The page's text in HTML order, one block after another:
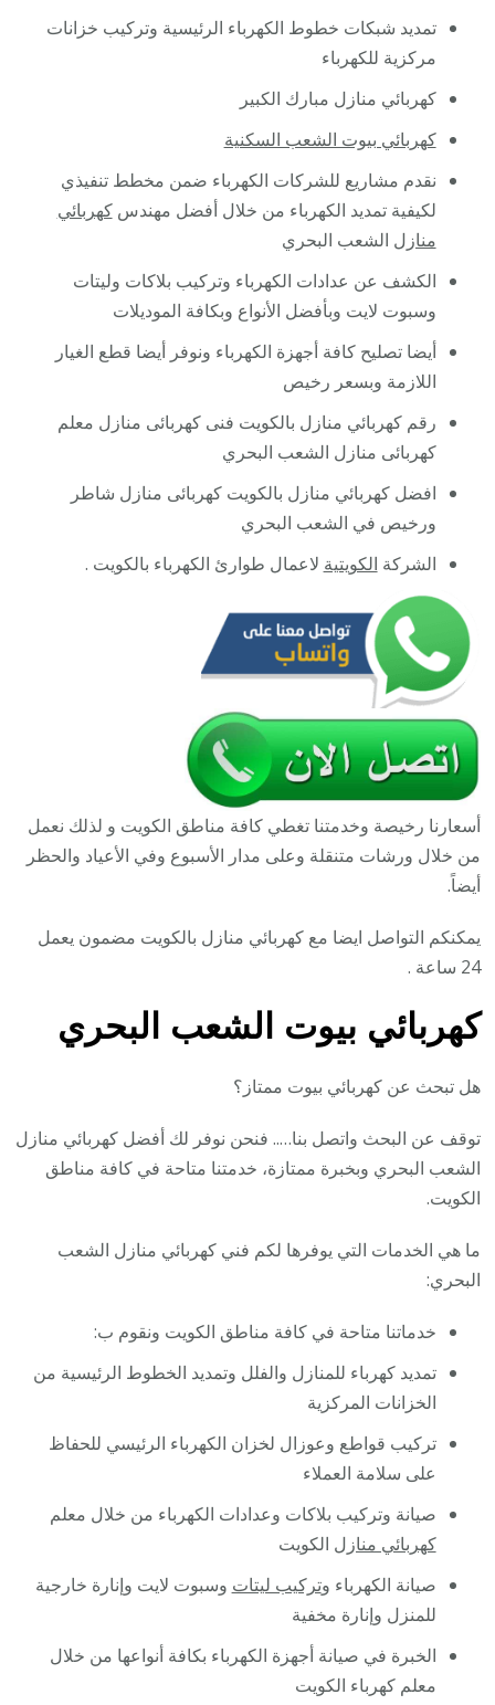
تمديد شبكات خطوط الكهرباء الرئيسية وتركيب خزانات
مركزية للكهرباء
كهربائي منازل مبارك الكبير
كهربائي بيوت الشعب السكنية
نقدم مشاريع للشركات الكهرباء ضمن مخطط تنفيذي
لكيفية تمديد الكهرباء من خلال أفضل مهندسكهربائي
منازل الشعب البحري
الكشف عن عدادات الكهرباء وتركيب بلاكات وليتات
وسبوت لايت وبأفضل الأنواع وبكافة الموديلات
أيضا تصليح كافة أجهزة الكهرباء ونوفر أيضا قطع الغيار
اللازمة وبسعر رخيص
رقم كهربائي منازل بالكويت فنى كهربائى منازل معلم
كهربائى منازل الشعب البحري
افضل كهربائي منازل بالكويت كهربائى منازل شاطر
ورخيص في الشعب البحري
الشركة الكويتية لاعمال طوارئ الكهرباء بالكويت .
أسعارنا رخيصة وخدمتنا تغطي كافة مناطق الكويت و لذلك نعمل
من خلال ورشات متنقلة وعلى مدار الأسبوع وفي الأعياد والحظر
أيضاً.
يمكنكم التواصل ايضا مع كهربائي منازل بالكويت مضمون يعمل
24 ساعة .
كهربائي بيوت الشعب البحري
هل تبحث عن كهربائي بيوت ممتاز؟
توقف عن البحث واتصل بنا….. فنحن نوفر لك أفضل كهربائي منازل
الشعب البحري وبخبرة ممتازة، خدمتنا متاحة في كافة مناطق
الكويت.
ما هي الخدمات التي يوفرها لكم فني كهربائي منازل الشعب
البحري:
خدماتنا متاحة في كافة مناطق الكويت ونقوم ب:
تمديد كهرباء للمنازل والفلل وتمديد الخطوط الرئيسية من
الخزانات المركزية
تركيب قواطع وعوزال لخزان الكهرباء الرئيسي للحفاظ
على سلامة العملاء
صيانة وتركيب بلاكات وعدادات الكهرباء من خلال معلم
كهربائي منازل الكويت
صيانة الكهرباء وتركيب ليتات وسبوت لايت وإنارة خارجية
للمنزل وإنارة مخفية
الخبرة في صيانة أجهزة الكهرباء بكافة أنواعها من خلال
معلم كهرباء الكويت